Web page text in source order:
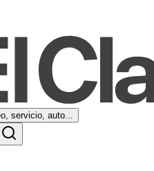
servicio, auto...